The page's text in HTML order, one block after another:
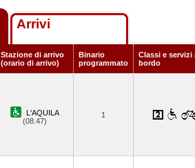
Arrivi
Stazione di arrivo
(orario di arrivo)
Binario
programmato
Classi e servizi
bordo
L'AQUILA
(08.47)
1